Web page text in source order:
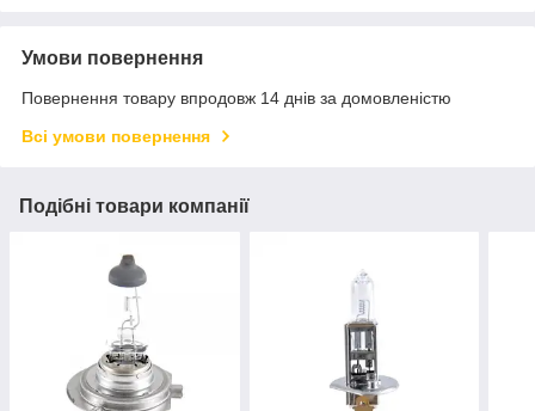
Умови повернення
Повернення товару впродовж 14 днів за домовленістю
Всі умови повернення
Подібні товари компанії